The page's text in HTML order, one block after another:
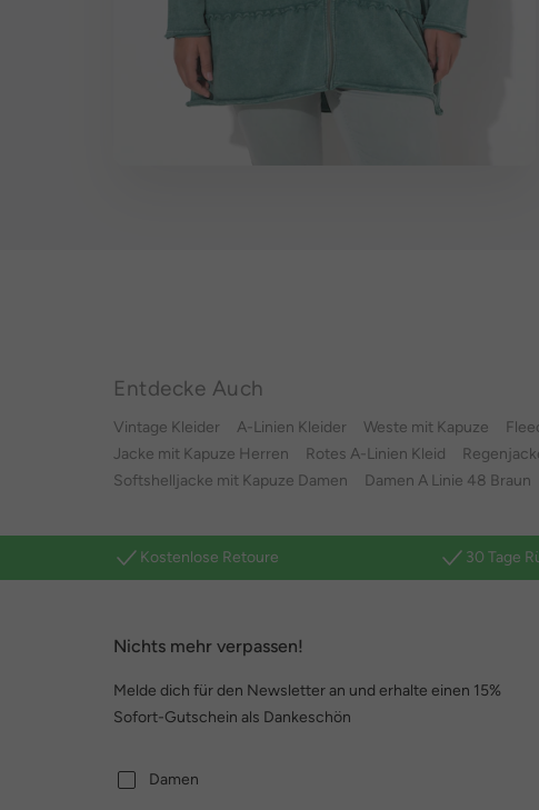
Entdecke Auch
Vintage Kleider A-Linien Kleider Weste mit Kapuze
Jacke mit Kapuze Herren
Rotes A-Linien Kleid
Softshelljacke mit Kapuze Damen
Damen A Linie 48 Braun
Kostenlose Retoure 30 Tage
Nichts mehr verpassen!
Melde dich für den Newsletter an und erhalte einen 15%
Sofort-Gutschein als Dankeschön
Damen